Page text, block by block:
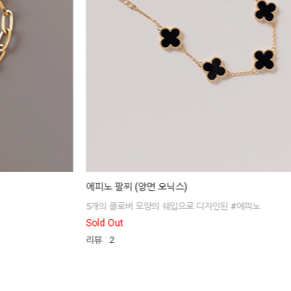
에피노 팔찌 (양면 오닉스)
5개의 클로버 모양의 쉐입으로 디자인된 #에피노
Sold Out
리뷰: 2